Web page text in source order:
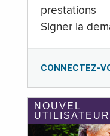
prestations
Signer la
CONNECTEZ-
NOUVEL
UTILISATEUR